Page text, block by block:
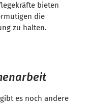
bieten
die
zu halten.
es noch andere